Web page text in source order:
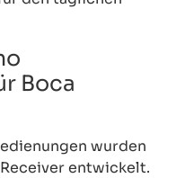
Boca
wurden
entwickelt.